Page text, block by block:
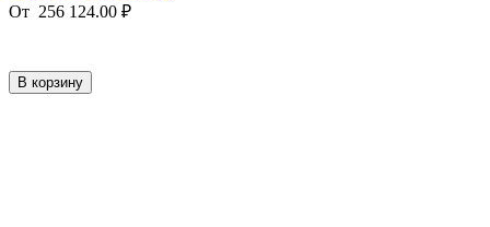
От 256 124.00 ₽
В корзину